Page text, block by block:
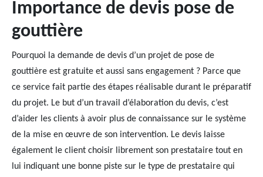
Importance de devis pose de
gouttière
Pourquoi la demande de devis d’un projet de pose de
gouttière est gratuite et aussi sans engagement ? Parce que
ce service fait partie des étapes réalisable durant le préparatif
du projet. Le but d’un travail d’élaboration du devis, c’est
d’aider les clients à avoir plus de connaissance sur le système
de la mise en œuvre de son intervention. Le devis laisse
également le client choisir librement son prestataire tout en
lui indiquant une bonne piste sur le type de prestataire qui